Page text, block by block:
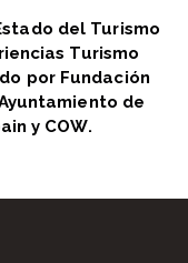
del Turismo
Turismo
por Fundación
de
y COW.